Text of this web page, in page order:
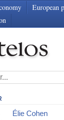
European
Élie Cohen